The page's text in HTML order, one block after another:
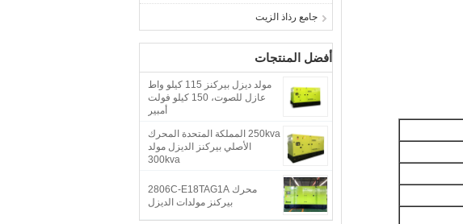
جامع رذاذ الزيت
أفضل المنتجات
مولد ديزل بيركنز 115 كيلو واط
عازل للصوت، 150 كيلو فولت
أمبير
250kva المملكة المتحدة المحرك
الأصلي بيركنز الديزل مولد
300kva
محرك 2806C-E18TAG1A
بيركنز مولدات الديزل